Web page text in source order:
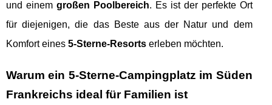
und einem großen Poolbereich. Es ist der perfekte Ort
für diejenigen, die das Beste aus der Natur und dem
Komfort eines 5-Sterne-Resorts erleben möchten.
Warum ein 5-Sterne-Campingplatz im Süden
Frankreichs ideal für Familien ist